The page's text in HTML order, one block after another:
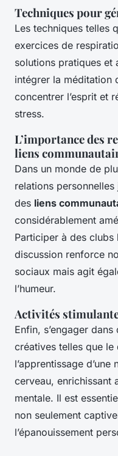
Techniques pour
Les techniques telles
exercices de
solutions pratiques et
intégrer la méditation
concentrer l’esprit et
stress.
L’importance des
liens
Dans un monde de
relations
des liens
considérablement
Participer à des
discussion renforce
sociaux mais agit
l’humeur.
Activités
Enfin, s’engager
créatives telles que
l’apprentissage
cerveau, enrichissant
mentale. Il est
non seulement
l’épanouissement